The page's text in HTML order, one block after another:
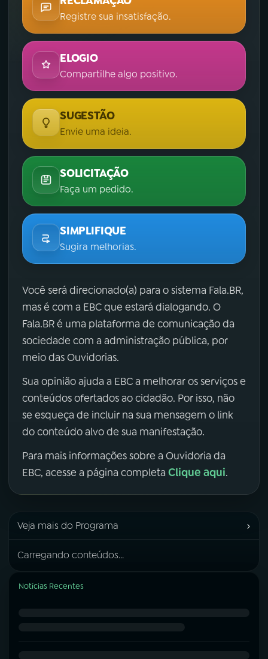
Registre sua insatisfação.
ELOGIO
Compartilhe algo positivo.
SUGESTÃO
Envie uma ideia.
SOLICITAÇÃO
Faça um pedido.
SIMPLIFIQUE
Sugira melhorias.
Você será direcionado(a) para o sistema Fala.BR,
mas é com a EBC que estará dialogando. O
Fala.BR é uma plataforma de comunicação da
sociedade com a administração pública, por
meio das Ouvidorias.
Sua opinião ajuda a EBC a melhorar os serviços e
conteúdos ofertados ao cidadão. Por isso, não
se esqueça de incluir na sua mensagem o link
do conteúdo alvo de sua manifestação.
Para mais informações sobre a Ouvidoria da
EBC, acesse a página completa Clique aqui.
Veja mais do Programa ›
Carregando conteúdos...
Notícias Recentes